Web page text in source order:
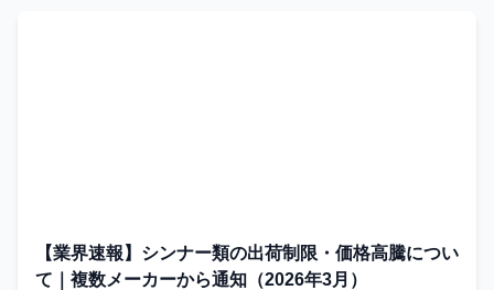
【業界速報】シンナー類の出荷制限・価格高騰につい
て｜複数メーカーから通知（2026年3月）